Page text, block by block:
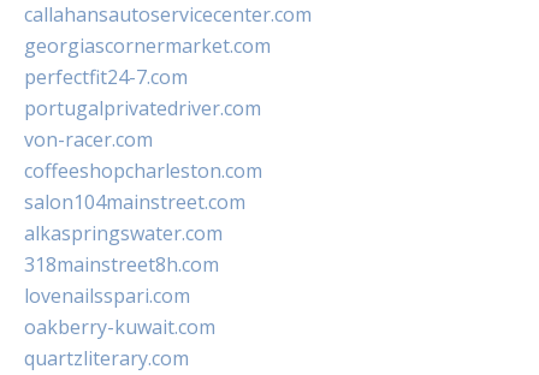
callahansautoservicecenter.com
georgiascornermarket.com
perfectfit24-7.com
portugalprivatedriver.com
von-racer.com
coffeeshopcharleston.com
salon104mainstreet.com
alkaspringswater.com
318mainstreet8h.com
lovenailsspari.com
oakberry-kuwait.com
quartzliterary.com